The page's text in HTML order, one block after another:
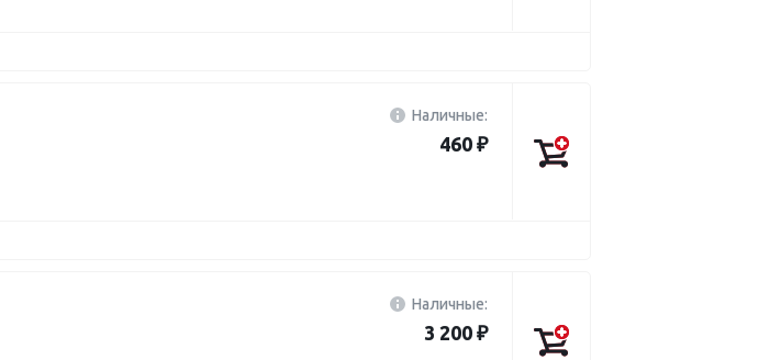
Наличные:
460 ₽
Наличные:
3 200 ₽